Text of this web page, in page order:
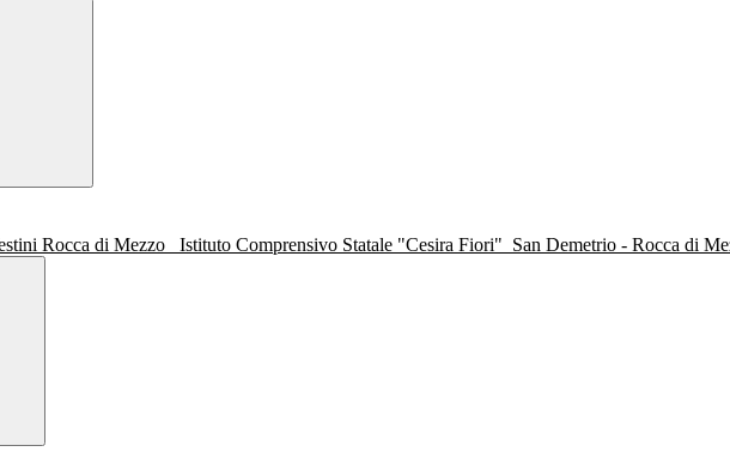
Istituto Comprensivo Statale "Cesira Fiori" San Demetrio - Rocca di